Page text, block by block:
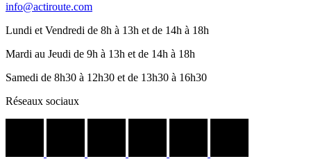
info@actiroute.com
Lundi et Vendredi de 8h à 13h et de 14h à 18h
Mardi au Jeudi de 9h à 13h et de 14h à 18h
Samedi de 8h30 à 12h30 et de 13h30 à 16h30
Réseaux sociaux